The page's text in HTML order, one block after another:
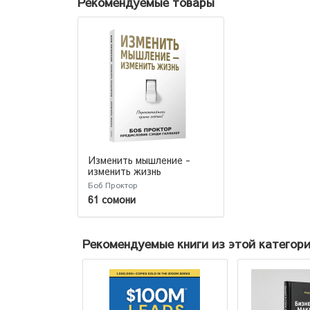
Изменить мышление -
изменить жизнь
Боб Проктор
61 сомони
Рекомендуемые книги из этой